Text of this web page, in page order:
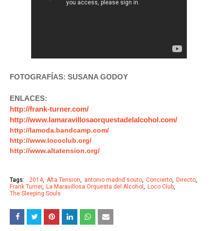
FOTOGRAFÍAS: SUSANA GODOY
ENLACES:
http://frank-turner.com/
http://www.lamaravillosaorquestadelalcohol.com/
http://lamoda.bandcamp.com/
http://www.lococlub.org/
http://www.altatension.org/
Tags: 2014 Alta Tension antonio madrid souto Concierto
Directo
Frank Turner
La Maravillosa Orquesta del Alcohol
Loco Club
The Sleeping Souls